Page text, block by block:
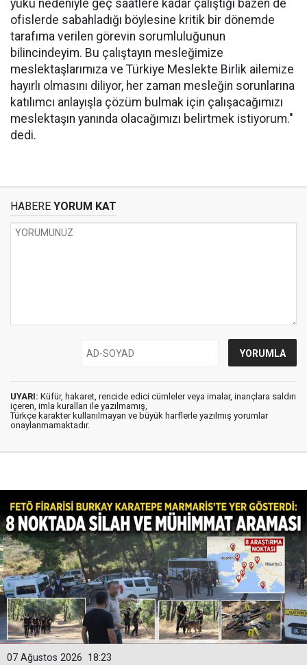
yükü nedeniyle geç saatlere kadar çalıştığı bazen de
ofislerde sabahladığı böylesine kritik bir dönemde
tarafıma verilen görevin sorumluluğunun
bilincindeyim. Bu çalıştayın mesleğimize
meslektaşlarımıza ve Türkiye Meslekte Birlik ailemize
hayırlı olmasını diliyor, her zaman mesleğin sorunlarına
katılımcı anlayışla çözüm bulmak için çalışacağımızı
meslektaşın yanında olacağımızı belirtmek istiyorum."
dedi.
HABERE YORUM KAT
UYARI: Küfür, hakaret, rencide edici cümleler veya imalar, inançlara saldırı
içeren, imla kuralları ile yazılmamış,
Türkçe karakter kullanılmayan ve büyük harflerle yazılmış yorumlar
onaylanmamaktadır.
18:23
07 Ağustos 2026